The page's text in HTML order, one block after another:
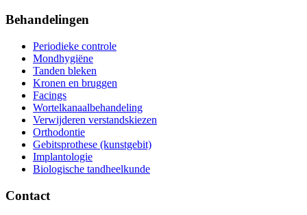
Behandelingen
Periodieke controle
Mondhygiëne
Tanden bleken
Kronen en bruggen
Facings
Wortelkanaalbehandeling
Verwijderen verstandskiezen
Orthodontie
Gebitsprothese (kunstgebit)
Implantologie
Biologische tandheelkunde
Contact